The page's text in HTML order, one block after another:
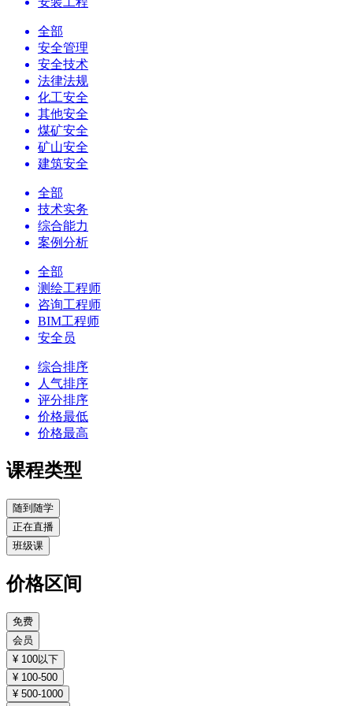
全部
安全管理
安全技术
法律法规
化工安全
其他安全
煤矿安全
矿山安全
建筑安全
全部
技术实务
综合能力
案例分析
全部
测绘工程师
咨询工程师
BIM工程师
安全员
综合排序
人气排序
评分排序
价格最低
价格最高
课程类型
随到随学
正在直播
班级课
价格区间
免费
会员
¥ 100以下
¥ 100-500
¥ 500-1000